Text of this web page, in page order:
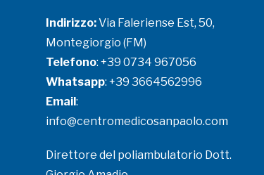
Indirizzo:Via Faleriense Est, 50,
Montegiorgio (FM)
Telefono: +39 0734 967056
Whatsapp: +39 3664562996
Email :
info@centromedicosanpaolo.com
Direttore del poliambulatorio Dott.